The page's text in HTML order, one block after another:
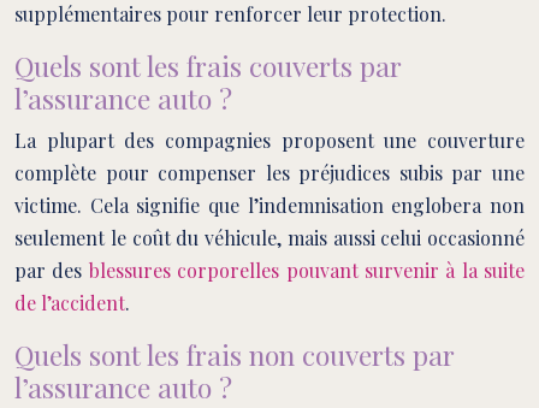
supplémentaires pour renforcer leur protection.
Quels sont les frais couverts par
l’assurance auto ?
La plupart des compagnies proposent une couverture
complète pour compenser les préjudices subis par une
victime. Cela signifie que l’indemnisation englobera non
seulement le coût du véhicule, mais aussi celui occasionné
par des blessures corporelles pouvant survenir à la suite
de l’accident.
Quels sont les frais non couverts par
l’assurance auto ?